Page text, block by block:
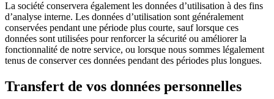
La société conservera également les données d’utilisation à des fins
d’analyse interne. Les données d’utilisation sont généralement
conservées pendant une période plus courte, sauf lorsque ces
données sont utilisées pour renforcer la sécurité ou améliorer la
fonctionnalité de notre service, ou lorsque nous sommes légalement
tenus de conserver ces données pendant des périodes plus longues.
Transfert de vos données personnelles